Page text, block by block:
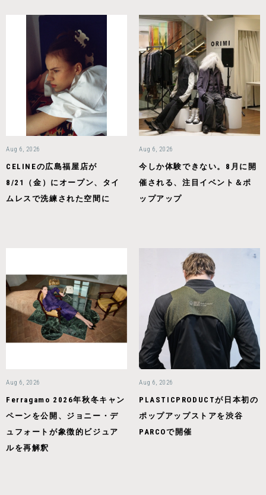
Aug 6, 2026
CELINEの広島福屋店が
8/21（金）にオープン、タイ
ムレスで洗練された空間に
Aug 6, 2026
今しか体験できない。8月に開
催される、注目イベント＆ポ
ップアップ
Aug 6, 2026
Ferragamo 2026年秋冬キャン
ペーンを公開、ジョニー・デ
ュフォートが象徴的ビジュア
ルを再解釈
Aug 6, 2026
PLASTICPRODUCTが日本初の
ポップアップストアを渋谷
PARCOで開催